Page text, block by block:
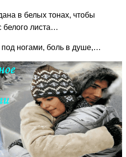
в белых тонах, чтобы
белого листа…
ногами, боль в душе,…